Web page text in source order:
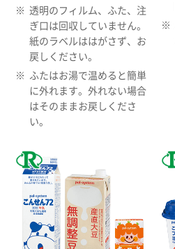
透明のフィルム、ふた、注
ぎ口は回収していません。
紙のラベルははがさず、お
戻しください。
ふたはお湯で温めると簡単
に外れます。外れない場合
はそのままお戻しくださ
い。